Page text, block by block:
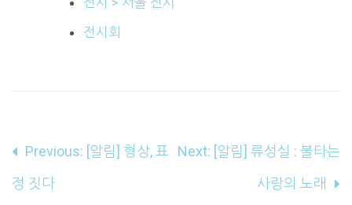
전시회
글
내
Previous: [알림] 형상, 표
정 짓다
Next: [알림] 류성실 : 불타는
사랑의 노래